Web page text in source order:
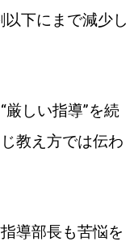
楽しみたい】
札幌市
下にまで減少し
しい指導”を続
教え方では伝わ
導部長も苦悩を